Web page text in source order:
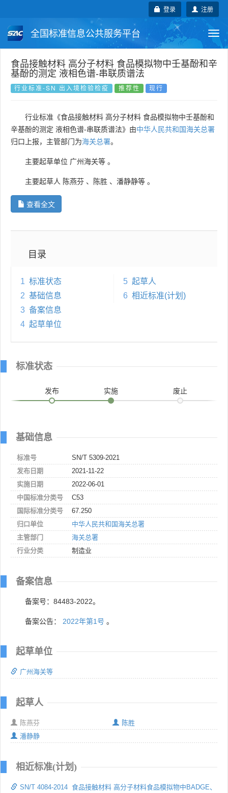
注册
登录
全国标准信息公共服务平台
国家标准 行业标准 地方标准
团体标准 企业标准
国外标准 技术委员会
食品接触材料 高分子材料 食品模拟物中壬基酚和辛
基酚的测定 液相色谱-串联质谱法
行业标准-SN 出入境检验检疫 推荐性 现行
行业标准《食品接触材料 高分子材料 食品模拟物中壬基酚和
辛基酚的测定 液相色谱-串联质谱法》由中华人民共和国海关总署
归口上报，主管部门为海关总署。
主要起草单位 广州海关等 。
主要起草人 陈燕芬 、 陈胜 、 潘静静等 。
查看全文
目录
1 标准状态
2 基础信息
3 备案信息
4 起草单位
5 起草人
6 相近标准(计划)
标准状态
发布 实施 废止
基础信息
标准号
SN/T 5309-2021
发布日期
2021-11-22
实施日期
2022-06-01
中国标准分类号
C53
国际标准分类号
67.250
归口单位
中华人民共和国海关总署
主管部门
海关总署
行业分类
制造业
备案信息
备案号：84483-2022。
备案公告： 2022年第1号 。
起草单位
广州海关等
起草人
陈燕芬
陈胜
潘静静
相近标准(计划)
SN/T 4084-2014 食品接触材料 高分子材料食品模拟物中BADGE、